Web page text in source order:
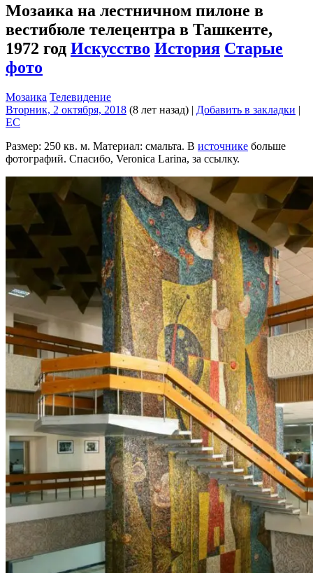
Мозаика на лестничном пилоне в
вестибюле телецентра в Ташкенте,
1972 год Искусство История Старые
фото
Мозаика Телевидение
Вторник, 2 октября, 2018 (8 лет назад) | Добавить в закладки |
EC
Размер: 250 кв. м. Материал: смальта. В источнике больше
фотографий. Спасибо, Veronica Larina, за ссылку.